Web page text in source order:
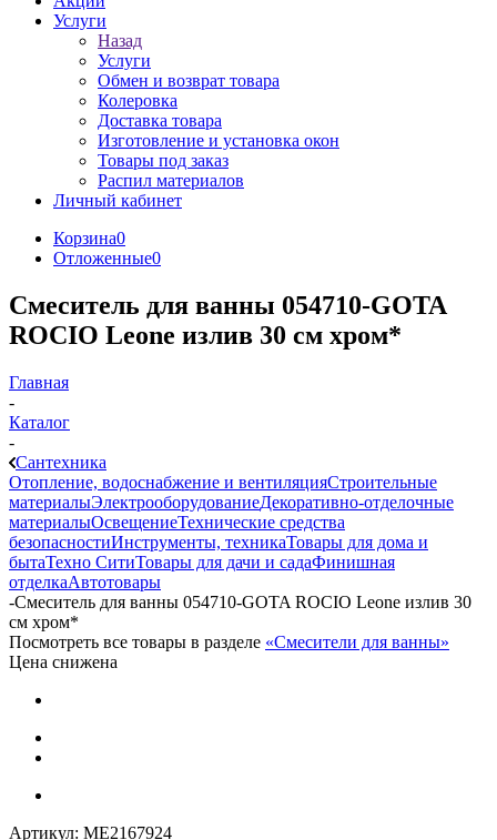
Услуги
Назад
Услуги
Обмен и возврат товара
Колеровка
Доставка товара
Изготовление и установка окон
Товары под заказ
Распил материалов
Личный кабинет
Корзина0
Отложенные0
Смеситель для ванны 054710-GOTA
ROCIO Leone излив 30 см хром*
Главная
-
Каталог
-
Сантехника
Отопление, водоснабжение и вентиляцияСтроительные
материалыЭлектрооборудованиеДекоративно-отделочные
материалыОсвещениеТехнические средства
безопасностиИнструменты, техникаТовары для дома и
бытаТехно СитиТовары для дачи и садаФинишная
отделкаАвтотовары
-Смеситель для ванны 054710-GOTA ROCIO Leone излив 30
см хром*
Посмотреть все товары в разделе «Смесители для ванны»
Цена снижена
Артикул: МЕ2167924